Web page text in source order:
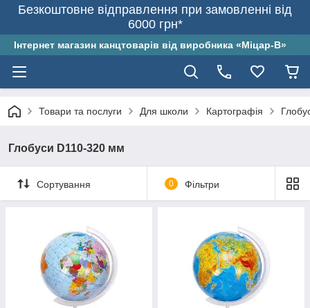
Безкоштовне відправлення при замовленні від
6000 грн*
Інтернет магазин канцтоварів від виробника «Міцар-В»
Товари та послуги Для школи Картографія
Глобуси D110-320 мм
Сортування 0 Фільтри